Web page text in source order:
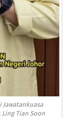
Jawatankuasa
Tian Soon